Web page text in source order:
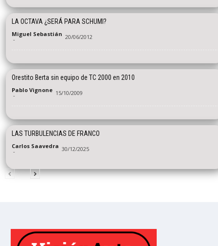
LA OCTAVA ¿SERÁ PARA SCHUMI?
Miguel Sebastián
- 20/06/2012
Orestito Berta sin equipo de TC 2000 en 2010
Pablo Vignone
- 15/10/2009
LAS TURBULENCIAS DE FRANCO
Carlos Saavedra
- 30/12/2025